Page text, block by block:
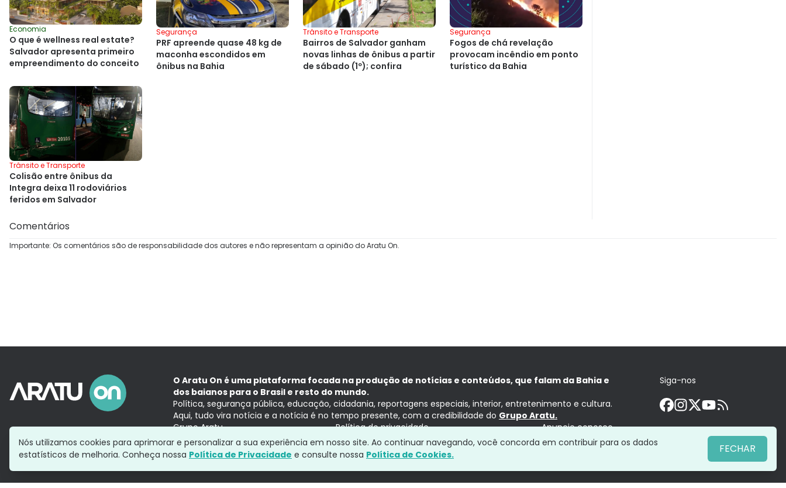
Economia
O que é wellness real estate?
Salvador apresenta primeiro
empreendimento do conceito
Segurança
PRF apreende quase 48 kg de
maconha escondidos em
ônibus na Bahia
Trânsito e Transporte
Bairros de Salvador ganham
novas linhas de ônibus a partir
de sábado (1º); confira
Segurança
Fogos de chá revelação
provocam incêndio em ponto
turístico da Bahia
Trânsito e Transporte
Colisão entre ônibus da
Integra deixa 11 rodoviários
feridos em Salvador
Comentários
Importante: Os comentários são de responsabilidade dos autores e não representam a opinião do Aratu On.
O Aratu On é uma plataforma focada na produção de notícias e conteúdos, que falam da Bahia e
dos baianos para o Brasil e resto do mundo.
Política, segurança pública, educação, cidadania, reportagens especiais, interior, entretenimento e cultura.
Aqui, tudo vira notícia e a notícia é no tempo presente, com a credibilidade do Grupo Aratu.
Grupo Aratu
Política de privacidade Anuncie conosco
Siga-nos
Nós utilizamos cookies para aprimorar e personalizar a sua experiência em nosso site. Ao continuar navegando, você concorda em contribuir para os dados
estatísticos de melhoria. Conheça nossa Política de Privacidade e consulte nossa Política de Cookies. FECHAR